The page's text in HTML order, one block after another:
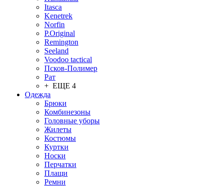
Itasca
Kenetrek
Norfin
P.Original
Remington
Seeland
Voodoo tactical
Псков-Полимер
Рат
+ ЕЩЕ 4
Одежда
Брюки
Комбинезоны
Головные уборы
Жилеты
Костюмы
Куртки
Носки
Перчатки
Плащи
Ремни